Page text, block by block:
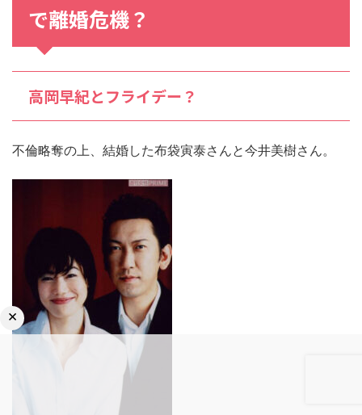
で離婚危機？
高岡早紀とフライデー？
不倫略奪の上、結婚した布袋寅泰さんと今井美樹さん。
×